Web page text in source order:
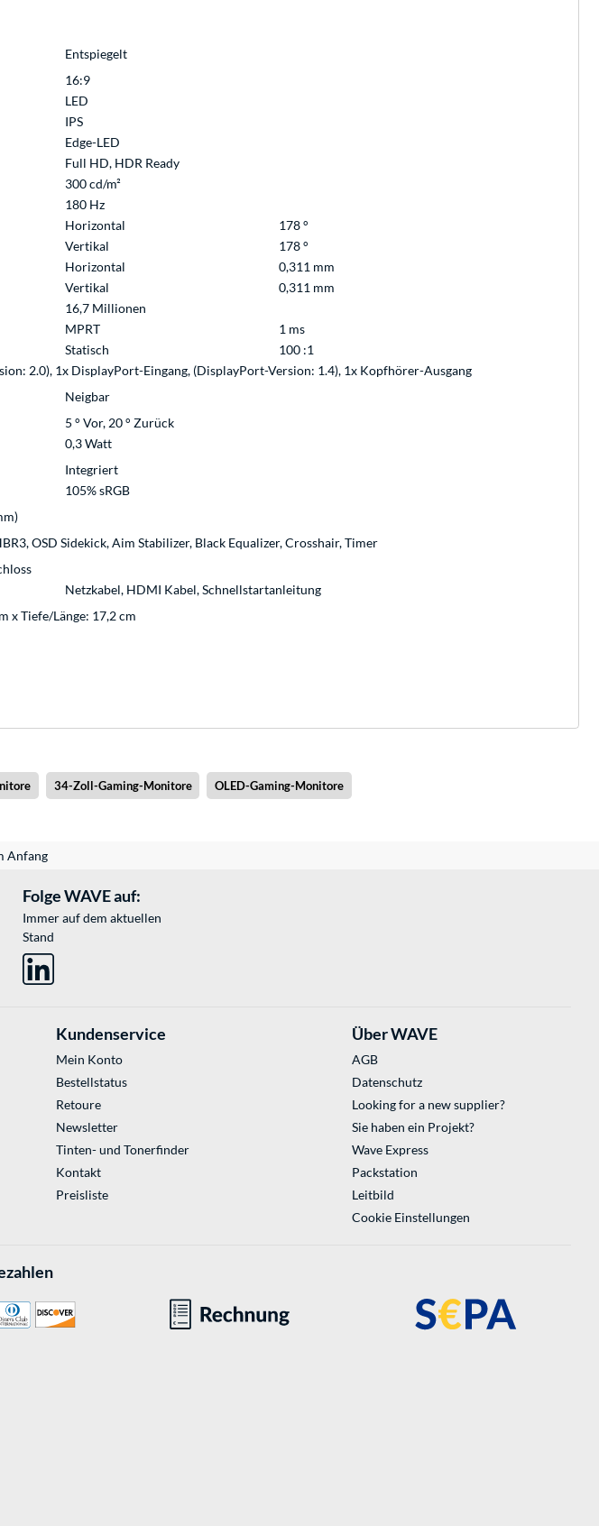
Entspiegelt
16:9
LED
IPS
Edge-LED
Full HD, HDR Ready
300 cd/m²
180 Hz
Horizontal
178 °
Vertikal
178 °
Horizontal
0,311 mm
Vertikal
0,311 mm
16,7 Millionen
MPRT
1 ms
Statisch
100 :1
2.0), 1x DisplayPort-Eingang, (DisplayPort-Version: 1.4), 1x Kopfhörer-Ausgang
Neigbar
5 ° Vor, 20 ° Zurück
0,3 Watt
Integriert
105% sRGB
OSD Sidekick, Aim Stabilizer, Black Equalizer, Crosshair, Timer
Netzkabel, HDMI Kabel, Schnellstartanleitung
x Tiefe/Länge: 17,2 cm
34-Zoll-Gaming-Monitore OLED-Gaming-Monitore
Anfang
Folge WAVE auf:
Immer auf dem aktuellen
Stand
Kundenservice
Mein Konto
Bestellstatus
Retoure
Newsletter
Tinten- und Tonerfinder
Kontakt
Preisliste
Über WAVE
AGB
Datenschutz
Looking for a new supplier?
Sie haben ein Projekt?
Wave Express
Packstation
Leitbild
Cookie Einstellungen